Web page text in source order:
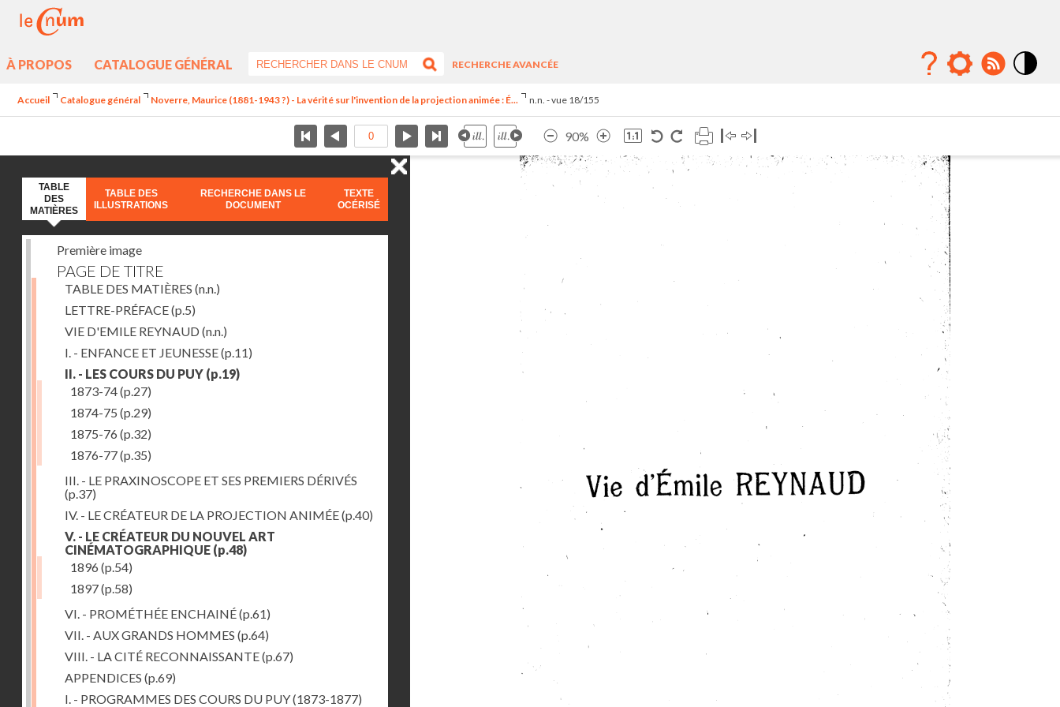
À PROPOS CATALOGUE GÉNÉRAL
RECHERCHE AVANCÉE
Accueil Catalogue général Noverre, Maurice (1881-1943 ?) - La vérité sur l'invention de la projection animée : É... n.n. - vue 18/155
90%
TABLE
DES
MATIÈRES
TABLE DES
ILLUSTRATIONS
RECHERCHE DANS LE
DOCUMENT
TEXTE
OCÉRISÉ
Première image
PAGE DE TITRE
TABLE DES MATIÈRES (n.n.)
LETTRE-PRÉFACE(p.5)
VIE D'EMILE REYNAUD (n.n.)
I. - ENFANCE ET JEUNESSE(p.11)
II. - LES COURS DU PUY (p.19)
1873-74(p.27)
1874-75 (p.29)
1875-76 (p.32)
1876-77(p.35)
III. - LE PRAXINOSCOPE ET SES PREMIERS DÉRIVÉS
(p.37)
IV. - LE CRÉATEUR DE LA PROJECTION ANIMÉE(p.40)
V. - LE CRÉATEUR DU NOUVEL ART
CINÉMATOGRAPHIQUE (p.48)
1896 (p.54)
1897(p.58)
VI. - PROMÉTHÉE ENCHAINÉ(p.61)
VII. - AUX GRANDS HOMMES (p.64)
VIII. - LA CITÉ RECONNAISSANTE(p.67)
APPENDICES (p.69)
I. - PROGRAMMES DES COURS DU PUY (1873-1877)